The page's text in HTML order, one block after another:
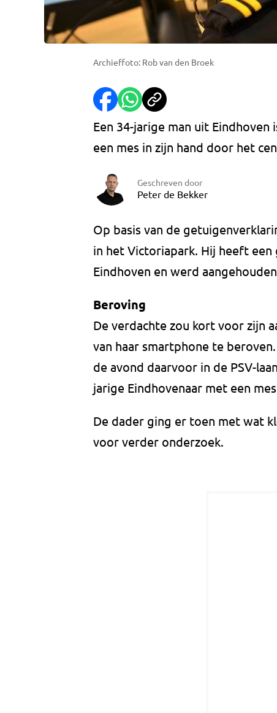
Archieffoto: Rob van den Broek
Een 34-jarige man uit
een mes in zijn hand door het
Geschreven door
Peter de Bekker
Op basis van de
in het Victoriapark. Hij heeft
Eindhoven en werd
Beroving
De verdachte zou kort voor zijn
van haar smartphone te
de avond daarvoor in de PSV-
jarige Eindhovenaar met een
De dader ging er toen met wat
voor verder onderzoek.